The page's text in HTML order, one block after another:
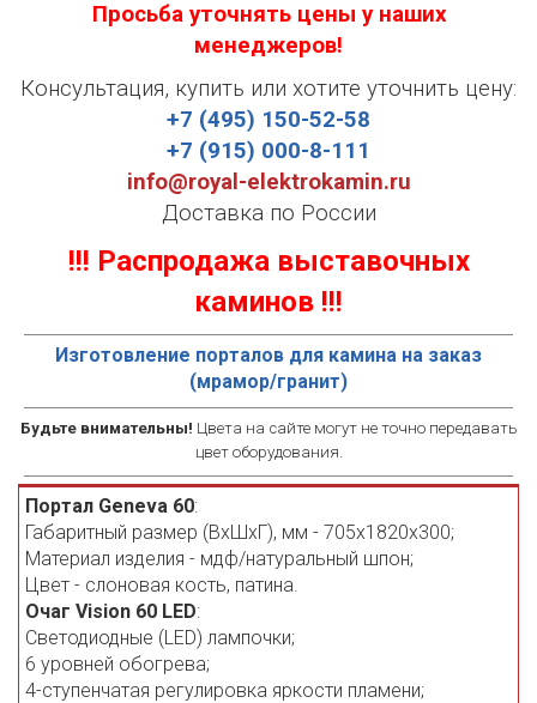
Просьба уточнять цены у наших
менеджеров!
Консультация, купить или хотите уточнить цену:
+7 (495) 150-52-58
+7 (915) 000-8-111
info@royal-elektrokamin.ru
Доставка по России
!!! Распродажа выставочных
каминов !!!
Изготовление порталов для камина на заказ
(мрамор/гранит)
Будьте внимательны! Цвета на сайте могут не точно передавать
цвет оборудования.
Портал Geneva 60:
Габаритный размер (ВхШхГ), мм - 705х1820х300;
Материал изделия - мдф/натуральный шпон;
Цвет - слоновая кость, патина.
Очаг Vision 60 LED:
Светодиодные (LED) лампочки;
6 уровней обогрева;
4-ступенчатая регулировка яркости пламени;